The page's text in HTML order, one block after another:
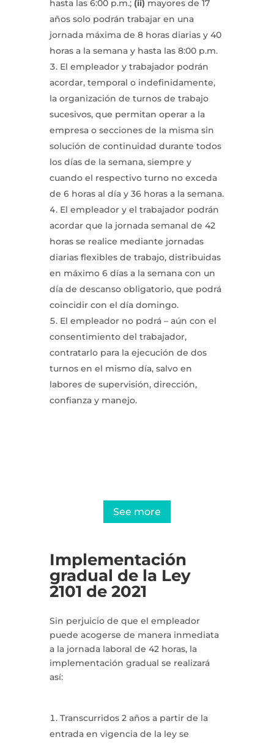
hasta las 6:00 p.m.; (ii) mayores de 17
años solo podrán trabajar en una
jornada máxima de 8 horas diarias y 40
horas a la semana y hasta las 8:00 p.m.
El empleador y trabajador podrán
acordar, temporal o indefinidamente,
la organización de turnos de trabajo
sucesivos, que permitan operar a la
empresa o secciones de la misma sin
solución de continuidad durante todos
los días de la semana, siempre y
cuando el respectivo turno no exceda
de 6 horas al día y 36 horas a la semana.
El empleador y el trabajador podrán
acordar que la jornada semanal de 42
horas se realice mediante jornadas
diarias flexibles de trabajo, distribuidas
en máximo 6 días a la semana con un
día de descanso obligatorio, que podrá
coincidir con el día domingo.
El empleador no podrá – aún con el
consentimiento del trabajador,
contratarlo para la ejecución de dos
turnos en el mismo día, salvo en
labores de supervisión, dirección,
confianza y manejo.
See more
Implementación
gradual de la Ley
2101 de 2021
Sin perjuicio de que el empleador
puede acogerse de manera inmediata
a la jornada laboral de 42 horas, la
implementación gradual se realizará
así:
Transcurridos 2 años a partir de la
entrada en vigencia de la ley se